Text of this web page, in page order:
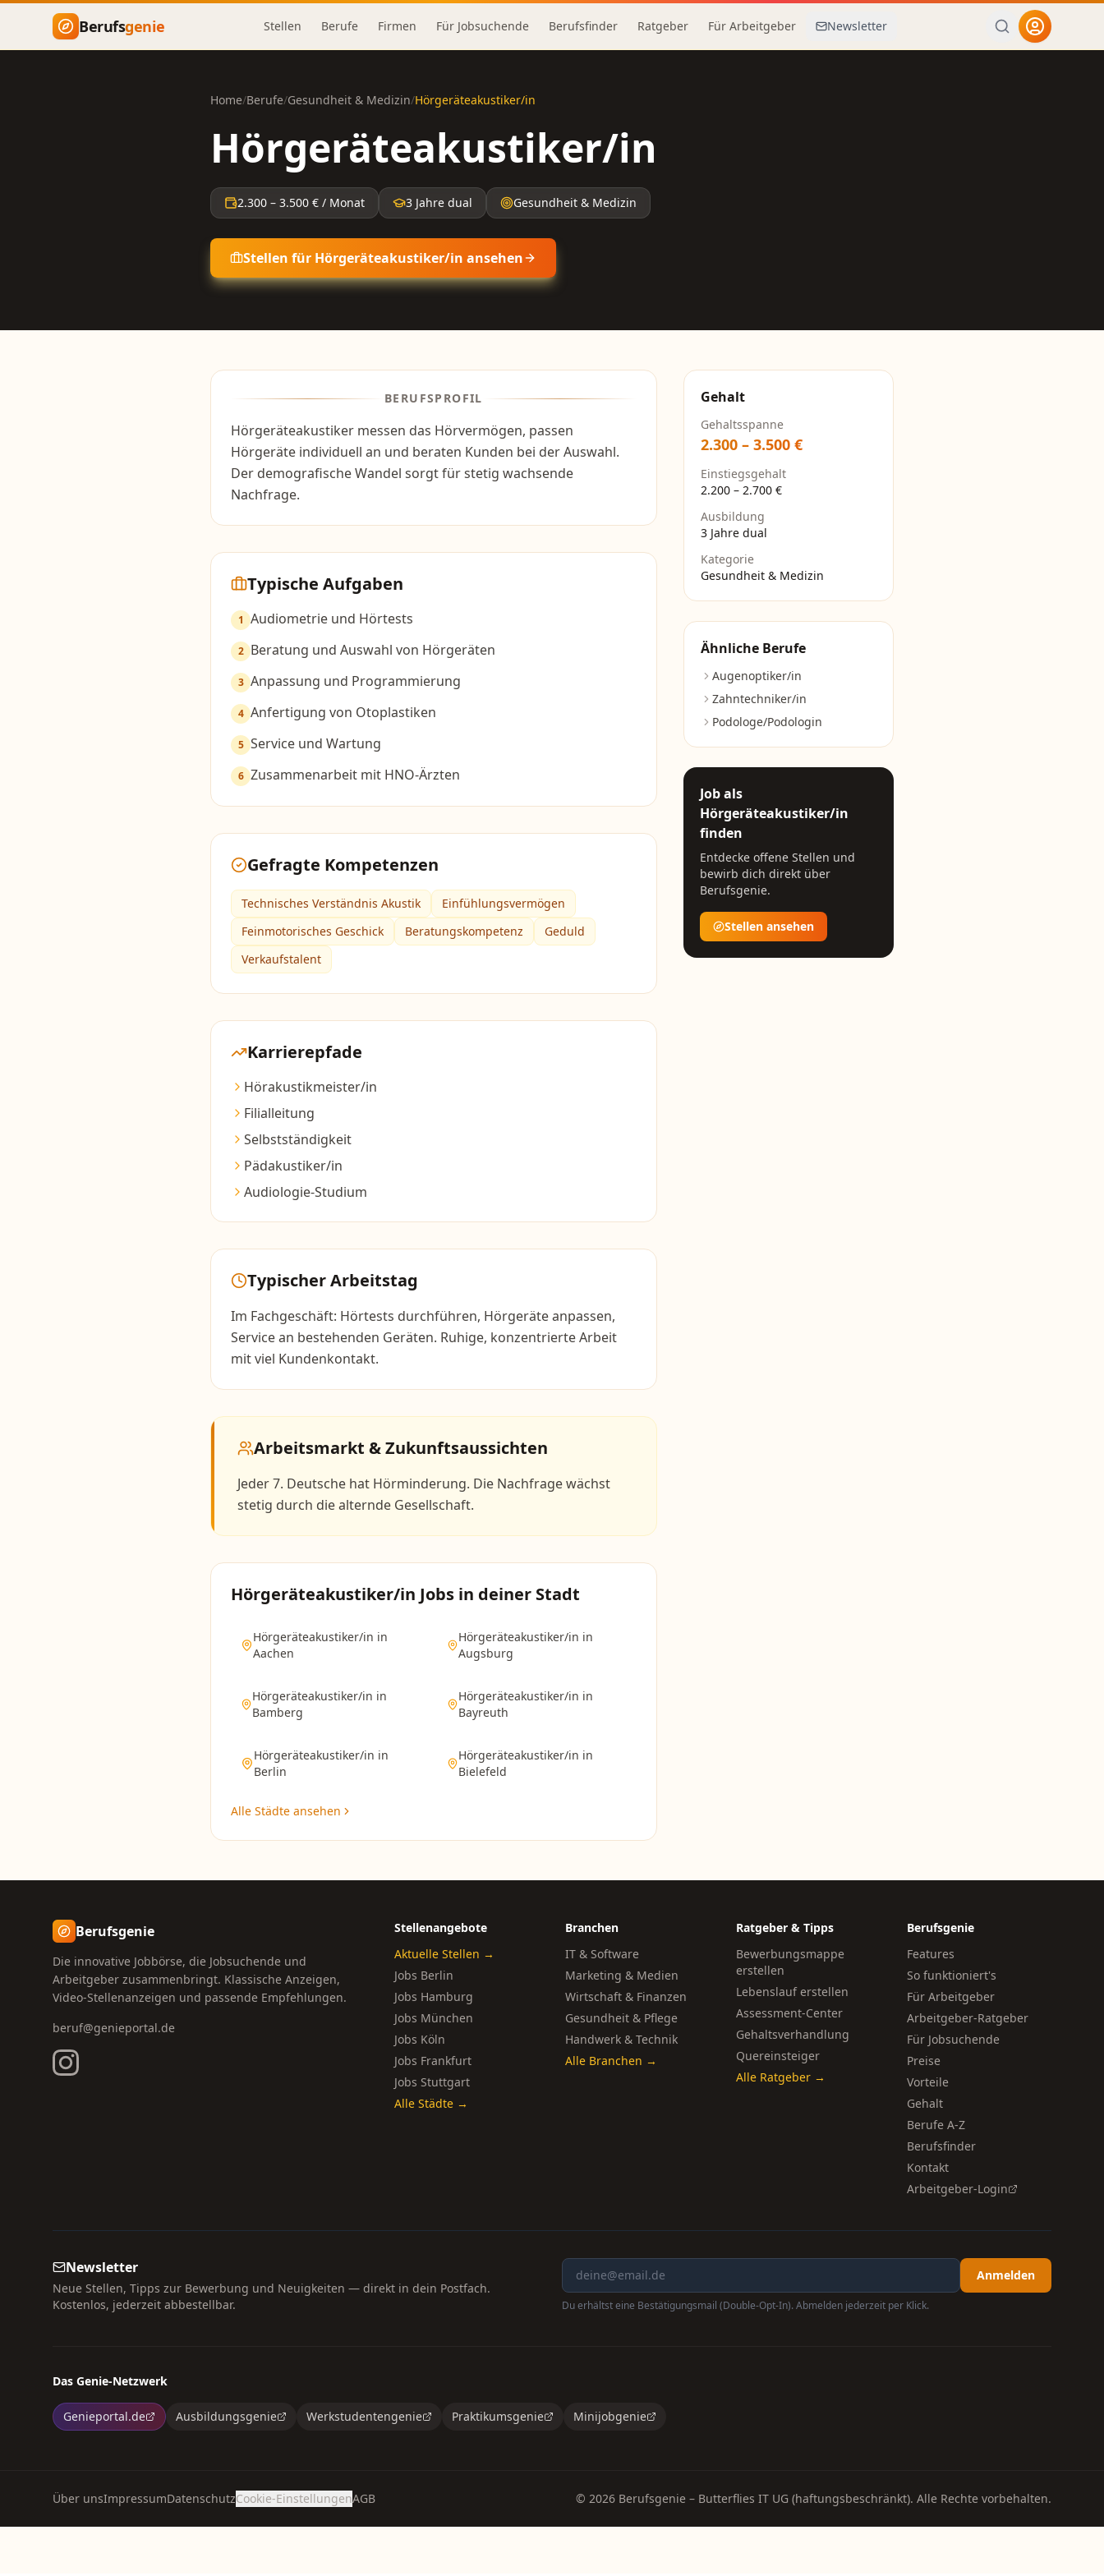
Zum Hauptinhalt springen
Berufsgenie Stellen Berufe Firmen Für Jobsuchende Berufsfinder Ratgeber Für Arbeitgeber Newsletter
Home/Berufe/Gesundheit & Medizin/Hörgeräteakustiker/in
Hörgeräteakustiker/in
2.300 – 3.500 € / Monat 3 Jahre dual Gesundheit & Medizin
Stellen für Hörgeräteakustiker/in ansehen
BERUFSPROFIL
Hörgeräteakustiker messen das Hörvermögen, passen
Hörgeräte individuell an und beraten Kunden bei der Auswahl.
Der demografische Wandel sorgt für stetig wachsende
Nachfrage.
Typische Aufgaben
1 Audiometrie und Hörtests
2 Beratung und Auswahl von Hörgeräten
3 Anpassung und Programmierung
4 Anfertigung von Otoplastiken
5 Service und Wartung
6 Zusammenarbeit mit HNO-Ärzten
Gefragte Kompetenzen
Technisches Verständnis Akustik
Einfühlungsvermögen
Feinmotorisches Geschick
Beratungskompetenz
Geduld
Verkaufstalent
Karrierepfade
Hörakustikmeister/in
Filialleitung
Selbstständigkeit
Pädakustiker/in
Audiologie-Studium
Typischer Arbeitstag
Im Fachgeschäft: Hörtests durchführen, Hörgeräte anpassen,
Service an bestehenden Geräten. Ruhige, konzentrierte Arbeit
mit viel Kundenkontakt.
Arbeitsmarkt & Zukunftsaussichten
Jeder 7. Deutsche hat Hörminderung. Die Nachfrage wächst
stetig durch die alternde Gesellschaft.
Hörgeräteakustiker/in Jobs in deiner Stadt
Hörgeräteakustiker/in in
Aachen
Hörgeräteakustiker/in in
Augsburg
Hörgeräteakustiker/in in
Bamberg
Hörgeräteakustiker/in in
Bayreuth
Hörgeräteakustiker/in in
Berlin
Hörgeräteakustiker/in in
Bielefeld
Alle Städte ansehen
Gehalt
Gehaltsspanne
2.300 – 3.500 €
Einstiegsgehalt
2.200 – 2.700 €
Ausbildung
3 Jahre dual
Kategorie
Gesundheit & Medizin
Ähnliche Berufe
Augenoptiker/in
Zahntechniker/in
Podologe/Podologin
Job als
Hörgeräteakustiker/in
finden
Entdecke offene Stellen und
bewirb dich direkt über
Berufsgenie.
Stellen ansehen
Berufsgenie
Die innovative Jobbörse, die Jobsuchende und
Arbeitgeber zusammenbringt. Klassische Anzeigen,
Video-Stellenanzeigen und passende Empfehlungen.
beruf@genieportal.de
Stellenangebote
Aktuelle Stellen →
Jobs Berlin
Jobs Hamburg
Jobs München
Jobs Köln
Jobs Frankfurt
Jobs Stuttgart
Alle Städte →
Branchen
IT & Software
Marketing & Medien
Wirtschaft & Finanzen
Gesundheit & Pflege
Handwerk & Technik
Alle Branchen →
Ratgeber & Tipps
Bewerbungsmappe
erstellen
Lebenslauf erstellen
Assessment-Center
Gehaltsverhandlung
Quereinsteiger
Alle Ratgeber →
Berufsgenie
Features
So funktioniert's
Für Arbeitgeber
Arbeitgeber-Ratgeber
Für Jobsuchende
Preise
Vorteile
Gehalt
Berufe A-Z
Berufsfinder
Kontakt
Arbeitgeber-Login
Newsletter
Neue Stellen, Tipps zur Bewerbung und Neuigkeiten — direkt in dein Postfach.
Kostenlos, jederzeit abbestellbar.
Anmelden
Du erhältst eine Bestätigungsmail (Double-Opt-In). Abmelden jederzeit per Klick.
Das Genie-Netzwerk
Genieportal.de Ausbildungsgenie Werkstudentengenie Praktikumsgenie Minijobgenie
Über unsImpressumDatenschutzCookie-EinstellungenAGB © 2026 Berufsgenie – Butterflies IT UG (haftungsbeschränkt). Alle Rechte vorbehalten.